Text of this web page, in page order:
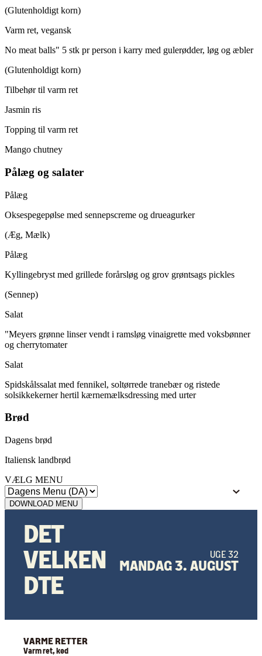
(Glutenholdigt korn)
Varm ret, vegansk
No meat balls" 5 stk pr person i karry med gulerødder, løg og æbler
(Glutenholdigt korn)
Tilbehør til varm ret
Jasmin ris
Topping til varm ret
Mango chutney
Pålæg og salater
Pålæg
Oksespegepølse med sennepscreme og drueagurker
(Æg, Mælk)
Pålæg
Kyllingebryst med grillede forårsløg og grov grøntsags pickles
(Sennep)
Salat
"Meyers grønne linser vendt i ramsløg vinaigrette med voksbønner
og cherrytomater
Salat
Spidskålssalat med fennikel, soltørrede tranebær og ristede
solsikkekerner hertil kærnemælksdressing med urter
Brød
Dagens brød
Italiensk landbrød
VÆLG MENU
DOWNLOAD MENU
DET
VELKEN
DTE
UGE 32
MANDAG 3. AUGUST
VARME RETTER
Varm ret, kød